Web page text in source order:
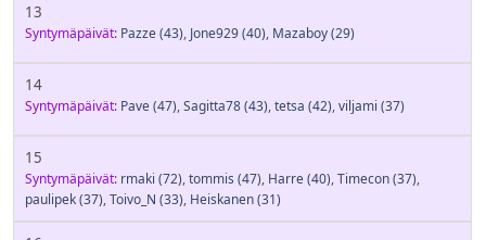
13
Syntymäpäivät: Pazze(43), Jone929(40), Mazaboy(29)
14
Syntymäpäivät: Pave(47),Sagitta78(43),tetsa (42),viljami (37)
15
Syntymäpäivät: rmaki (72),tommis (47), Harre(40),Timecon(37),
paulipek(37),Toivo_N (33), Heiskanen(31)